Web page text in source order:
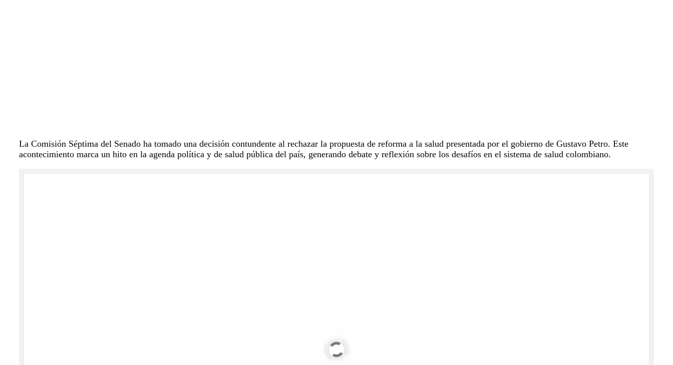
La Comisión Séptima del Senado ha tomado una decisión contundente al rechazar la propuesta de reforma a la salud presentada por el gobierno de Gustavo Petro. Este
acontecimiento marca un hito en la agenda política y de salud pública del país, generando debate y reflexión sobre los desafíos en el sistema de salud colombiano.